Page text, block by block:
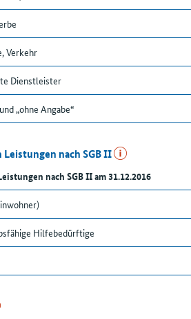
Verkehr
Dienstleister
„ohne Angabe“
nach SGB II
nach SGB II am 31.12.2016
Hilfebedürftige